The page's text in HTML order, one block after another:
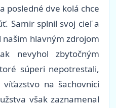
posledné dve kolá chce
Samir splnil svoj cieľ a
našim hlavným zdrojom
nevyhol zbytočným
súperi nepotrestali,
na šachovnici
však zaznamenal